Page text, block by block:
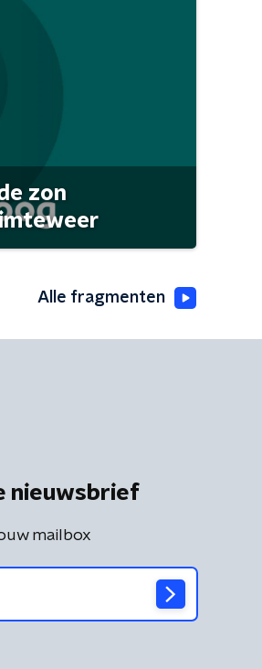
zon
Alle fragmenten
nieuwsbrief
mailbox